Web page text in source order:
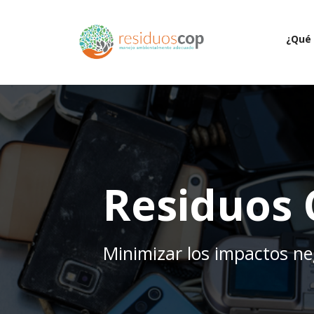
Residuos
Minimizar los impactos